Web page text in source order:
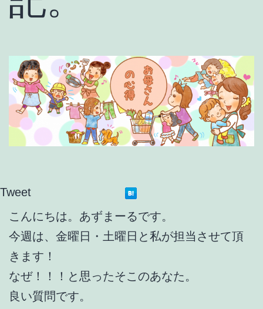
Tweet
こんにちは。あずまーるです。
今週は、金曜日・土曜日と私が担当させて頂
きます！
なぜ！！！と思ったそこのあなた。
良い質問です。